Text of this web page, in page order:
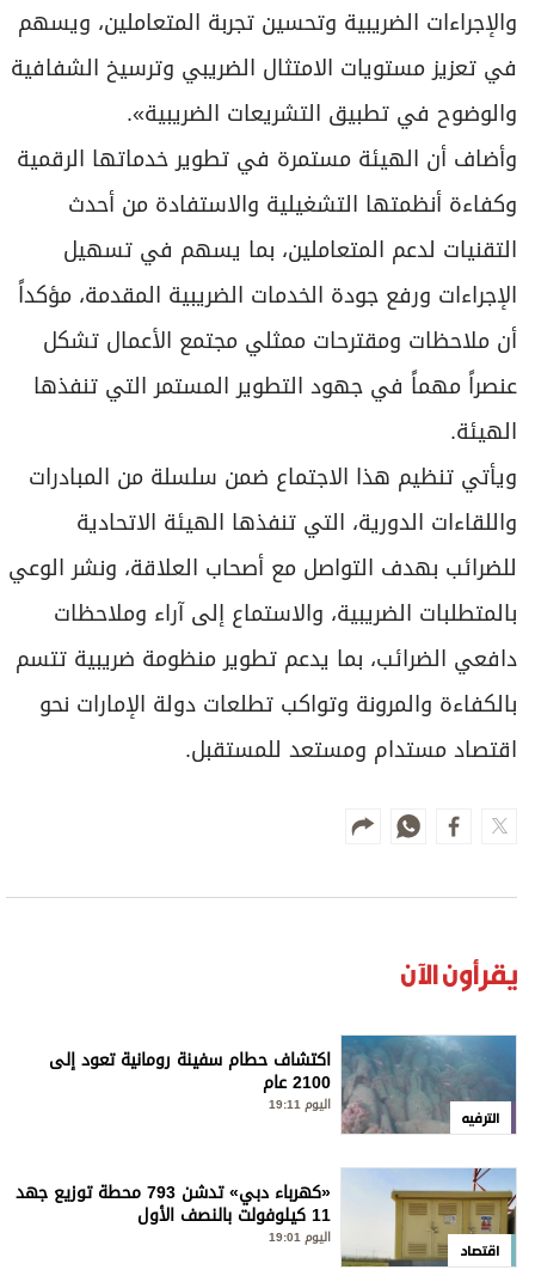
والإجراءات الضريبية وتحسين تجربة المتعاملين، ويسهم
في تعزيز مستويات الامتثال الضريبي وترسيخ الشفافية
والوضوح في تطبيق التشريعات الضريبية».
وأضاف أن الهيئة مستمرة في تطوير خدماتها الرقمية
وكفاءة أنظمتها التشغيلية والاستفادة من أحدث
التقنيات لدعم المتعاملين، بما يسهم في تسهيل
الإجراءات ورفع جودة الخدمات الضريبية المقدمة، مؤكداً
أن ملاحظات ومقترحات ممثلي مجتمع الأعمال تشكل
عنصراً مهماً في جهود التطوير المستمر التي تنفذها
الهيئة.
ويأتي تنظيم هذا الاجتماع ضمن سلسلة من المبادرات
واللقاءات الدورية، التي تنفذها الهيئة الاتحادية
للضرائب بهدف التواصل مع أصحاب العلاقة، ونشر الوعي
بالمتطلبات الضريبية، والاستماع إلى آراء وملاحظات
دافعي الضرائب، بما يدعم تطوير منظومة ضريبية تتسم
بالكفاءة والمرونة وتواكب تطلعات دولة الإمارات نحو
اقتصاد مستدام ومستعد للمستقبل.
يقرأون الآن
الترفيه
اكتشاف حطام سفينة رومانية تعود إلى
2100 عام
اليوم 19:11
اقتصاد
«كهرباء دبي» تدشن 793 محطة توزيع جهد
11 كيلوفولت بالنصف الأول
اليوم 19:01